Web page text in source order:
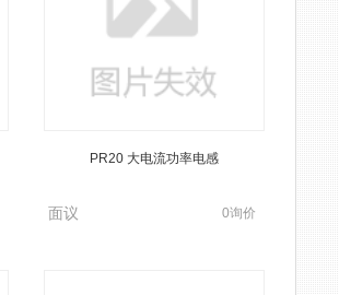
PR20 大电流功率电感
面议 0询价